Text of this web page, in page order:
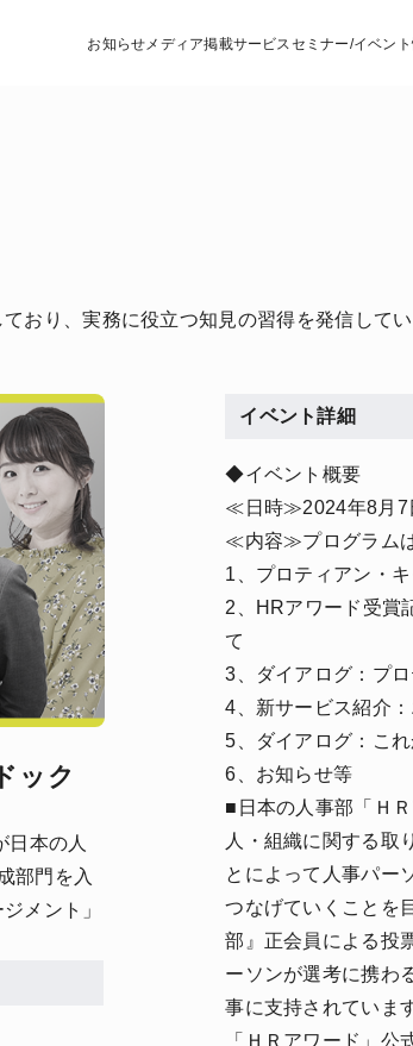
お知らせ メディア掲載サービス セミナー/イベン
おり、実務に役立つ知見の習得を発信して
ック
日本の人
部門を入
メント」
イベント詳細
◆イベント概要
≪日時≫2024年8月7
≪内容≫プログラムは
1、プロティアン・
2、HRアワード受賞
て
3、ダイアログ：プ
4、新サービス紹介
5、ダイアログ：こ
6、お知らせ等
■日本の人事部「Ｈ
人・組織に関する取
とによって人事パー
つなげていくことを
部』正会員による投
ーソンが選考に携わ
事に支持されていま
「ＨＲアワード」公